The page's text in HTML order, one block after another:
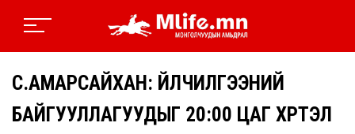
С.АМАРСАЙХАН: ҮЙЛЧИЛГЭЭНИЙ
БАЙГУУЛЛАГУУДЫГ 20:00 ЦАГ ХҮРТЭЛ